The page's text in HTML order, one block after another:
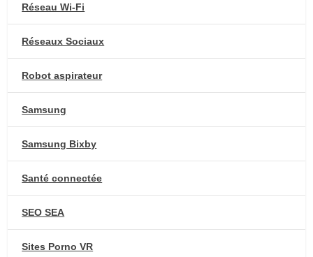
Réseau Wi-Fi
Réseaux Sociaux
Robot aspirateur
Samsung
Samsung Bixby
Santé connectée
SEO SEA
Sites Porno VR